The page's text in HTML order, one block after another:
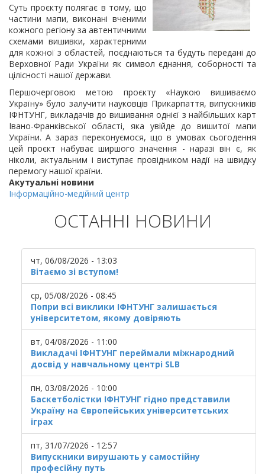
Суть проєкту полягає в тому, що
частини мапи, виконані вченими
кожного регіону за автентичними
схемами вишивки, характерними
для кожної з областей, поєднаються та будуть передані до
Верховної Ради України як символ єднання, соборності та
цілісності нашої держави.
Першочерговою метою проєкту «Наукою вишиваємо
Україну» було залучити науковців Прикарпаття, випускників
ІФНТУНГ, викладачів до вишивання однієї з найбільших карт
Івано-Франківської області, яка увійде до вишитої мапи
України. А зараз переконуємося, що в умовах сьогодення
цей проєкт набуває ширшого значення - наразі він є, як
ніколи, актуальним і виступає провідником надії на швидку
перемогу нашої країни.
Акутуальні новини
Інформаційно-медійний центр
ОСТАННІ НОВИНИ
чт, 06/08/2026 - 13:03
Вітаємо зі вступом!
ср, 05/08/2026 - 08:45
Попри всі виклики ІФНТУНГ залишається
університетом, якому довіряють
вт, 04/08/2026 - 11:00
Викладачі ІФНТУНГ переймали міжнародний
досвід у навчальному центрі SLB
пн, 03/08/2026 - 10:00
Баскетболістки ІФНТУНГ гідно представили
Україну на Європейських університетських
іграх
пт, 31/07/2026 - 12:57
Випускники вирушають у самостійну
професійну путь